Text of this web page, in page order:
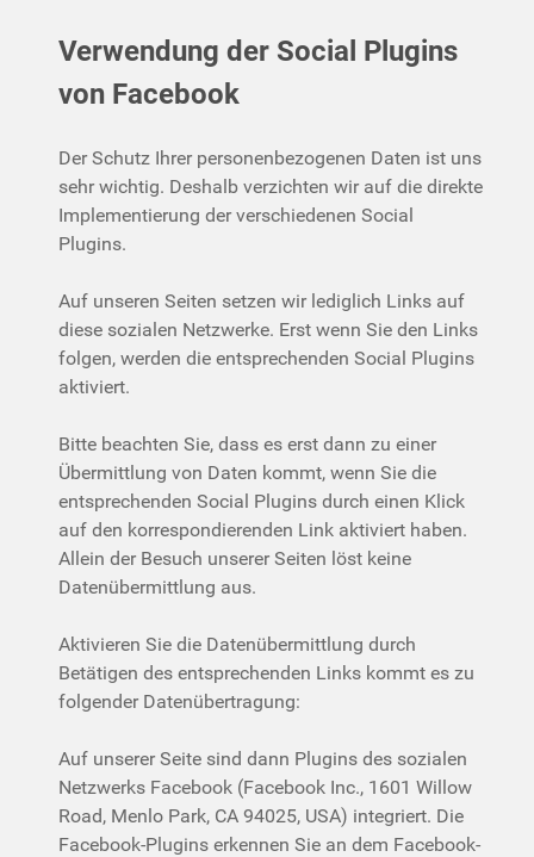
Verwendung der Social Plugins
von Facebook
Der Schutz Ihrer personenbezogenen Daten ist uns
sehr wichtig. Deshalb verzichten wir auf die direkte
Implementierung der verschiedenen Social
Plugins.
Auf unseren Seiten setzen wir lediglich Links auf
diese sozialen Netzwerke. Erst wenn Sie den Links
folgen, werden die entsprechenden Social Plugins
aktiviert.
Bitte beachten Sie, dass es erst dann zu einer
Übermittlung von Daten kommt, wenn Sie die
entsprechenden Social Plugins durch einen Klick
auf den korrespondierenden Link aktiviert haben.
Allein der Besuch unserer Seiten löst keine
Datenübermittlung aus.
Aktivieren Sie die Datenübermittlung durch
Betätigen des entsprechenden Links kommt es zu
folgender Datenübertragung:
Auf unserer Seite sind dann Plugins des sozialen
Netzwerks Facebook (Facebook Inc., 1601 Willow
Road, Menlo Park, CA 94025, USA) integriert. Die
Facebook-Plugins erkennen Sie an dem Facebook-